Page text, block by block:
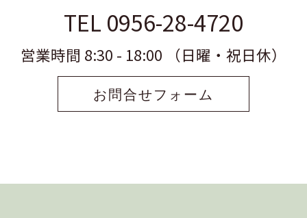
TEL 0956-28-4720
営業時間 8:30 - 18:00 （日曜・祝日休）
お問合せフォーム